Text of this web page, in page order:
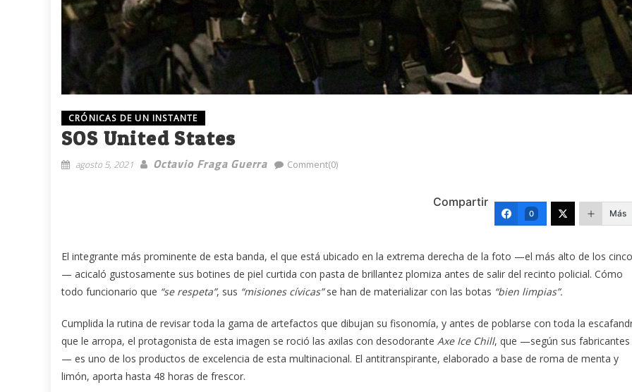
CRÓNICAS DE UN INSTANTE
SOS United States
agosto 5, 2021 Octavio Fraga Guerra Comment(0)
Compartir
0 Más
El integrante más prominente de esta banda, el que está ubicado en la extrema derecha de la foto —el más alto de los cinco
— acicaló gustosamente sus botines de piel curtida con pasta de brillantez plomiza antes de salir del recinto policial. Cómo
todo funcionario que “se respeta”, sus “misiones cívicas”se han de materializar con las botas “bien limpias”.
Cumplida la rutina de revisar toda la gama de artefactos que dibujan su fisonomía, y antes de poblarse con toda la
que le arropa, el protagonista de esta imagen se roció las axilas con desodorante Axe Ice Chill, que —según sus fabricantes
— es uno de los productos de excelencia de esta multinacional. El antitranspirante, elaborado a base de roma de menta y
limón, aporta hasta 48 horas de frescor.